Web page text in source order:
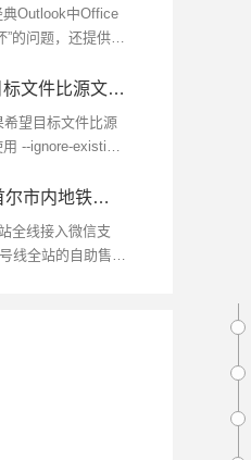
Outlook中Office
”的问题，还提供了
rsync同步数据时，如果目标文件比源文件还新，则忽略该文件
望目标文件比源
--ignore-existing
在韩出行再添便利! 韩国首尔市内地铁全线接入微信支付
全线接入微信支
线全站的自助售票